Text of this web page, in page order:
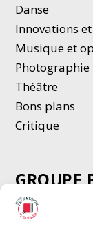
Danse
Innovations
Musique et
Photographie
Théâtre
Bons plans
Critique
GROUPE
Chèque